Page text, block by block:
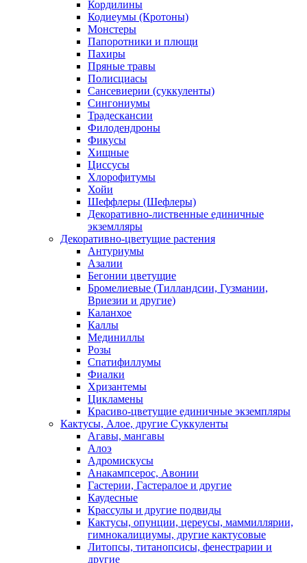
Кордилины
Кодиеумы (Кротоны)
Монстеры
Папоротники и плющи
Пахиры
Пряные травы
Полисциасы
Сансевиерии (суккуленты)
Сингониумы
Традескансии
Филодендроны
Фикусы
Хищные
Циссусы
Хлорофитумы
Хойи
Шеффлеры (Шефлеры)
Декоративно-лиственные единичные
экземлляры
Декоративно-цветущие растения
Антуриумы
Азалии
Бегонии цветущие
Бромелиевые (Тилландсии, Гузмании,
Вриезии и другие)
Каланхое
Каллы
Мединиллы
Розы
Спатифиллумы
Фиалки
Хризантемы
Цикламены
Красиво-цветущие единичные экземпляры
Кактусы, Алое, другие Суккуленты
Агавы, мангавы
Алоэ
Адромискусы
Анакампсерос, Авонии
Гастерии, Гастералое и другие
Каудесные
Крассулы и другие подвиды
Кактусы, опунции, цереусы, маммиллярии,
гимнокалициумы, другие кактусовые
Литопсы, титанопсисы, фенестрарии и
другие